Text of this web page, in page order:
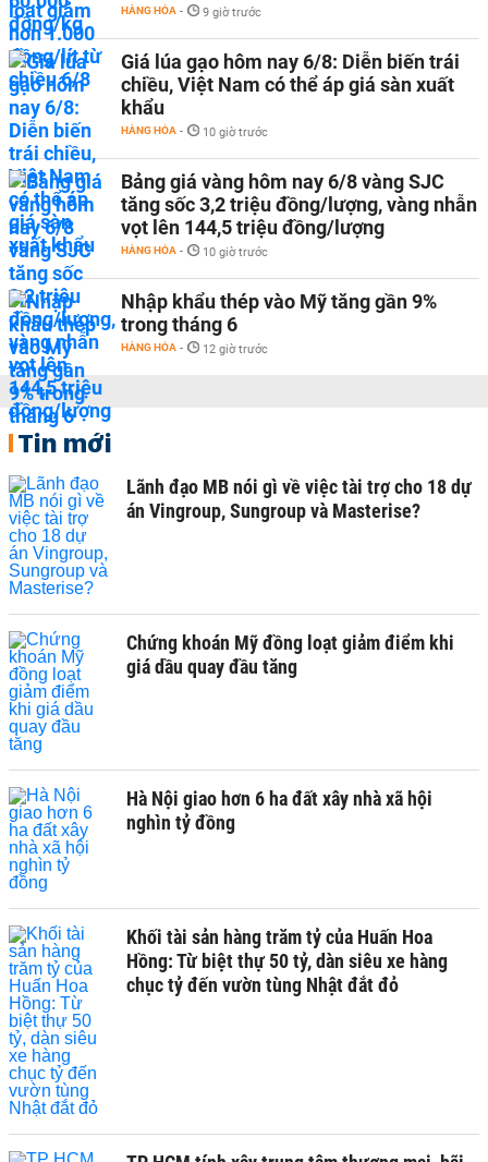
HÀNG HÓA - 9 giờ trước
Giá lúa gạo hôm nay 6/8: Diễn biến trái
chiều, Việt Nam có thể áp giá sàn xuất
khẩu
HÀNG HÓA - 10 giờ trước
Bảng giá vàng hôm nay 6/8 vàng SJC
tăng sốc 3,2 triệu đồng/lượng, vàng nhẫn
vọt lên 144,5 triệu đồng/lượng
HÀNG HÓA - 10 giờ trước
Nhập khẩu thép vào Mỹ tăng gần 9%
trong tháng 6
HÀNG HÓA - 12 giờ trước
Tin mới
Lãnh đạo MB nói gì về việc tài trợ cho 18 dự
án Vingroup, Sungroup và Masterise?
Chứng khoán Mỹ đồng loạt giảm điểm khi
giá dầu quay đầu tăng
Hà Nội giao hơn 6 ha đất xây nhà xã hội
nghìn tỷ đồng
Khối tài sản hàng trăm tỷ của Huấn Hoa
Hồng: Từ biệt thự 50 tỷ, dàn siêu xe hàng
chục tỷ đến vườn tùng Nhật đắt đỏ